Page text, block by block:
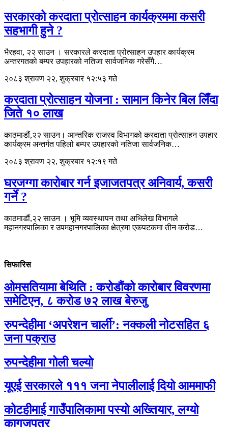
सरकारको करदाता प्रोत्साहन कार्यक्रममा कसरी
सहभागी हुने ?
भैरहवा, २२ साउन । सरकारले करदाता प्रोत्साहन उपहार कार्यक्रम
अन्तरगतको बम्पर उपहारको नतिजा सार्वजनिक गरेसँगै…
२०८३ श्रावण २२, शुक्रबार १२:५३ गते
करदाता प्रोत्साहन योजना : सामान किनेर बिल लिँदा
जिते १० लाख
काठमाडौं,२२ साउन। आन्तरिक राजस्व विभागको करदाता प्रोत्साहन उपहार
कार्यक्रम अन्तर्गत पहिलो बम्पर उपहारको नतिजा सार्वजनिक…
२०८३ श्रावण २२, शुक्रबार १२:१९ गते
घरजग्गा कारोबार गर्न इजाजतपत्र अनिवार्य, कसरी
गर्ने ?
काठमाडौं,२२ साउन । भूमि व्यवस्थापन तथा अभिलेख विभागले
महानगरपालिका र उपमहानगरपालिका क्षेत्रमा एकपटकमा तीन करोड…
सिफारिस
ओमसतियामा बेथिति : करोडौंको कारोबार विवरणमा
समेटिएन, ८ करोड ७२ लाख बेरुजु
रुपन्देहीमा ‘अपरेशन चार्ली’: नक्कली नोटसहित ६
जना पक्राउ
रुपन्देहीमा गोली चल्यो
यूएई सरकारले १११ जना नेपालीलाई दियो आममाफी
कोटहीमाई गाउँपालिकामा पस्यो अख्तियार, लग्यो
कागजपत्र